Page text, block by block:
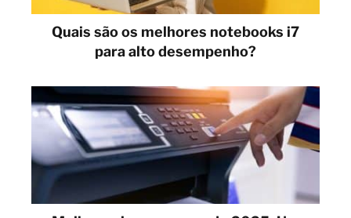
Quais são os melhores notebooks i7
para alto desempenho?